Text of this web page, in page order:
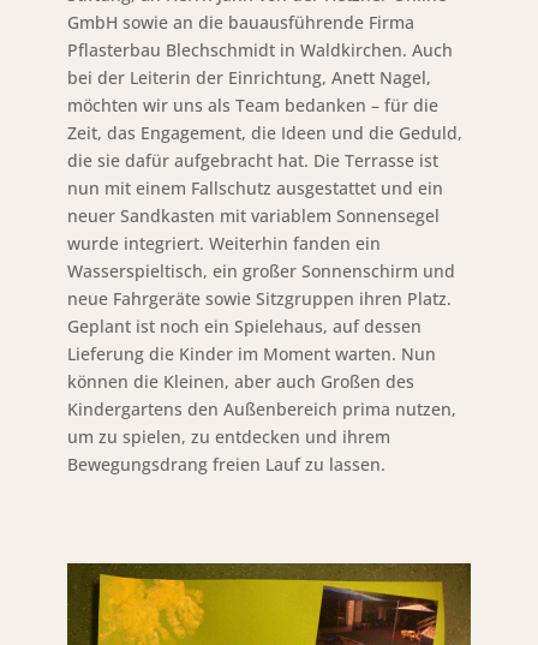
GmbH sowie an die bauausführende Firma
Pflasterbau Blechschmidt in Waldkirchen. Auch
bei der Leiterin der Einrichtung, Anett Nagel,
möchten wir uns als Team bedanken – für die
Zeit, das Engagement, die Ideen und die Geduld,
die sie dafür aufgebracht hat. Die Terrasse ist
nun mit einem Fallschutz ausgestattet und ein
neuer Sandkasten mit variablem Sonnensegel
wurde integriert. Weiterhin fanden ein
Wasserspieltisch, ein großer Sonnenschirm und
neue Fahrgeräte sowie Sitzgruppen ihren Platz.
Geplant ist noch ein Spielehaus, auf dessen
Lieferung die Kinder im Moment warten. Nun
können die Kleinen, aber auch Großen des
Kindergartens den Außenbereich prima nutzen,
um zu spielen, zu entdecken und ihrem
Bewegungsdrang freien Lauf zu lassen.